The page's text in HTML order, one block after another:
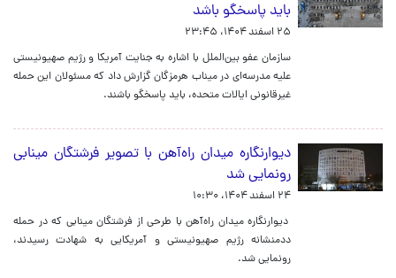
باید پاسخگو باشد
۲۵ اسفند ۱۴۰۴، ۲۳:۴۵
سازمان عفو بین‌الملل با اشاره به جنایت آمریکا و رژیم صهیونیستی
علیه مدرسه‌ای در میناب هرمزگان گزارش داد که مسئولان این حمله
غیرقانونی ایالات متحده، باید پاسخگو باشند.
دیوارنگاره میدان راه‌آهن با تصویر فرشتگان مینابی
رونمایی شد
۲۴ اسفند ۱۴۰۴، ۱۰:۳۰
دیوارنگاره میدان راه‌آهن با طرحی از فرشتگان مینابی که در حمله
ددمنشانه رژیم صهیونیستی و آمریکایی به شهادت رسیدند،
رونمایی شد.